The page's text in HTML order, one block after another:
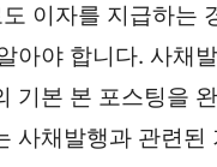
이자를 지급하는
아야 합니다. 사채
기본 본 포스팅을
사채발행과 관련된